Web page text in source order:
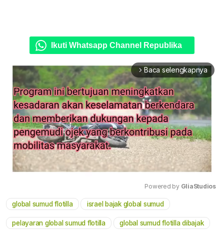
Ikuti Whatsapp Channel Republika
arrow_forward_ios Baca selengkapnya
Powered by GliaStudios
global sumud flotilla israel bajak global sumud
pelayaran global sumud flotilla global sumud flotilla dibajak